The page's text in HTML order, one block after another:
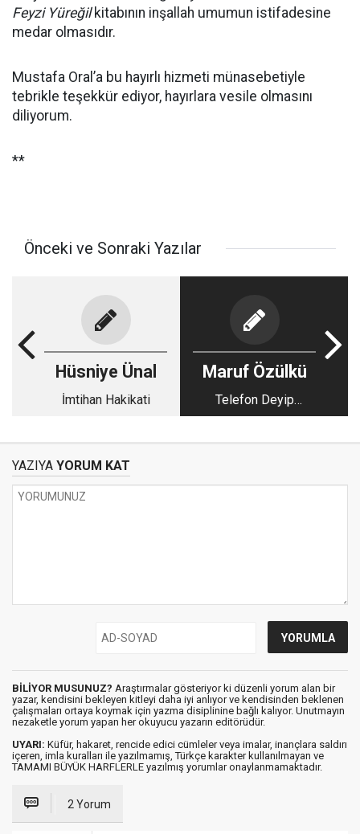
Feyzi Yüreğilkitabının inşallah umumun istifadesine
medar olmasıdır.
Mustafa Oral’a bu hayırlı hizmeti münasebetiyle
tebrikle teşekkür ediyor, hayırlara vesile olmasını
diliyorum.
**
Önceki ve Sonraki Yazılar
Hüsniye Ünal
İmtihan Hakikati
Maruf Özülkü
Telefon Deyip
Geçmemek Lazım
YAZIYA YORUM KAT
BİLİYOR MUSUNUZ? Araştırmalar gösteriyor ki düzenli yorum alan bir
yazar, kendisini bekleyen kitleyi daha iyi anlıyor ve kendisinden beklenen
çalışmaları ortaya koymak için yazma disiplinine bağlı kalıyor. Unutmayın
nezaketle yorum yapan her okuyucu yazarın editörüdür.
UYARI: Küfür, hakaret, rencide edici cümleler veya imalar, inançlara saldırı
içeren, imla kuralları ile yazılmamış, Türkçe karakter kullanılmayan ve
TAMAMI BÜYÜK HARFLERLE yazılmış yorumlar onaylanmamaktadır.
2 Yorum